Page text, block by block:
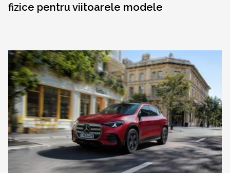
fizice pentru viitoarele modele